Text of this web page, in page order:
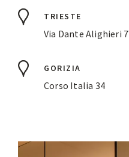
TRIESTE
Via Dante Alighieri 7
GORIZIA
Corso Italia 34